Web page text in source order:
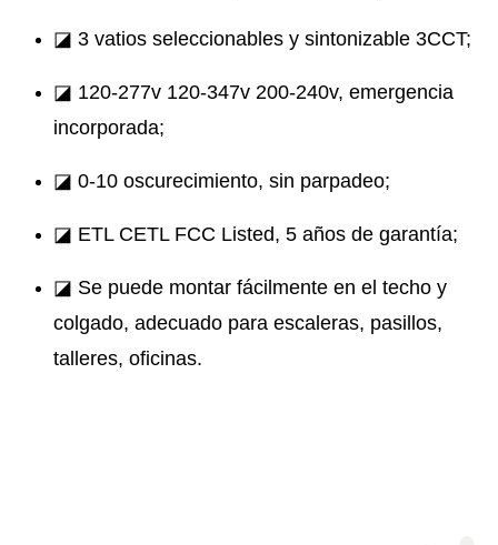
◪ 3 vatios seleccionables y sintonizable 3CCT;
◪ 120-277v 120-347v 200-240v, emergencia
incorporada;
◪ 0-10 oscurecimiento, sin parpadeo;
◪ ETL CETL FCC Listed, 5 años de garantía;
◪ Se puede montar fácilmente en el techo y
colgado, adecuado para escaleras, pasillos,
talleres, oficinas.